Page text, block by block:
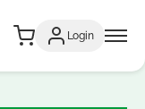
Login